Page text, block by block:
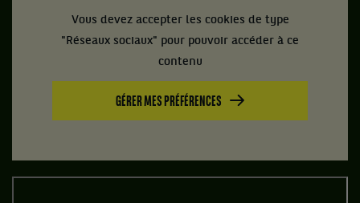
Vous devez accepter les cookies de type
"Réseaux sociaux" pour pouvoir accéder à ce
contenu
GÉRER MES PRÉFÉRENCES